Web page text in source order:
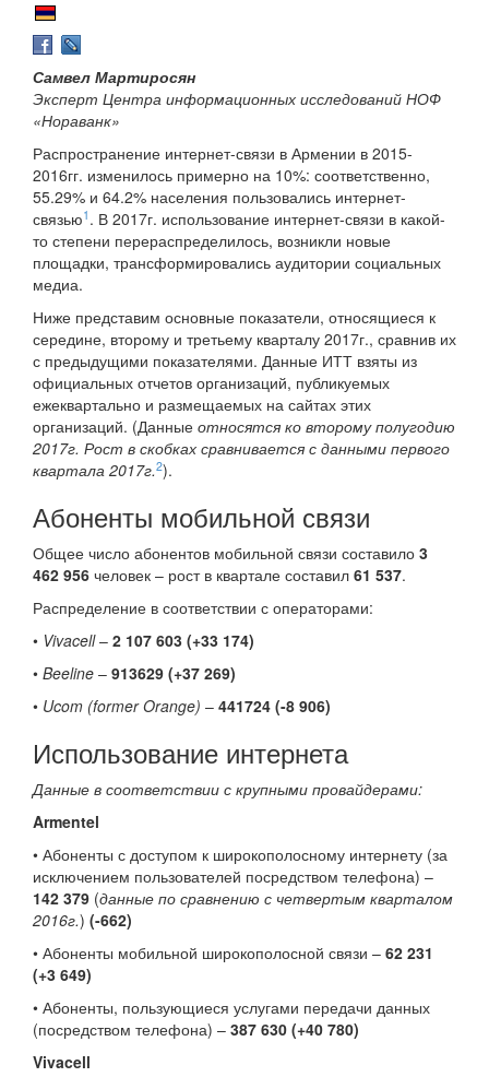
Самвел Мартиросян
Эксперт Центра информационных исследований НОФ
«Нораванк»
Распространение интернет-связи в Армении в 2015-
2016гг. изменилось примерно на 10%: соответственно,
55.29% и 64.2% населения пользовались интернет-
связью1 . В 2017г. использование интернет-связи в какой-
то степени перераспределилось, возникли новые
площадки, трансформировались аудитории социальных
медиа.
Ниже представим основные показатели, относящиеся к
середине, второму и третьему кварталу 2017г., сравнив их
с предыдущими показателями. Данные ИТТ взяты из
официальных отчетов организаций, публикуемых
ежеквартально и размещаемых на сайтах этих
организаций. (Данные относятся ко второму полугодию
2017г. Рост в скобках сравнивается с данными первого
квартала 2017г.2).
Абоненты мобильной связи
Общее число абонентов мобильной связи составило 3
462 956 человек – рост в квартале составил 61 537.
Распределение в соответствии с операторами:
• Vivacell– 2 107 603 (+33 174)
• Beeline – 913629 (+37 269)
• Ucom (former Orange) – 441724 (-8 906)
Использование интернета
Данные в соответствии с крупными провайдерами:
Armentel
• Абоненты с доступом к широкополосному интернету (за
исключением пользователей посредством телефона) –
142 379 (данные по сравнению с четвертым кварталом
2016г.) (-662)
• Абоненты мобильной широкополосной связи – 62 231
(+3 649)
• Абоненты, пользующиеся услугами передачи данных
(посредством телефона) – 387 630 (+40 780)
Vivacell